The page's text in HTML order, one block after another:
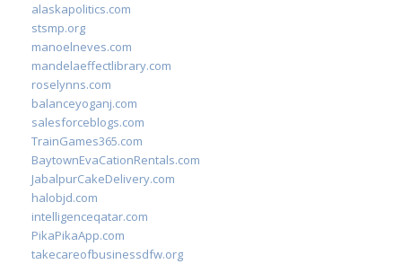
alaskapolitics.com
stsmp.org
manoelneves.com
mandelaeffectlibrary.com
roselynns.com
balanceyoganj.com
salesforceblogs.com
TrainGames365.com
BaytownEvaCationRentals.com
JabalpurCakeDelivery.com
halobjd.com
intelligenceqatar.com
PikaPikaApp.com
takecareofbusinessdfw.org